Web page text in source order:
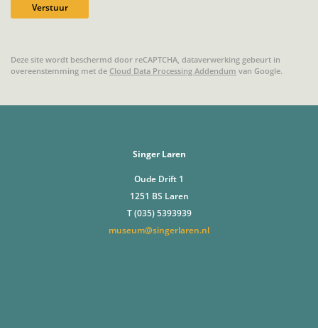
Verstuur
Deze site wordt beschermd door reCAPTCHA, dataverwerking gebeurt in
overeenstemming met de Cloud Data Processing Addendum van Google.
Singer Laren
Oude Drift 1
1251 BS Laren
T (035) 5393939
museum@singerlaren.nl